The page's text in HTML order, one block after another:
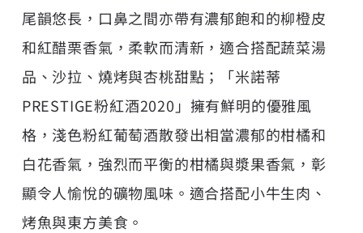
尾韻悠長，口鼻之間亦帶有濃郁飽和的柳橙皮
和紅醋栗香氣，柔軟而清新，適合搭配蔬菜湯
品、沙拉、燒烤與杏桃甜點；「米諾蒂
PRESTIGE粉紅酒2020」擁有鮮明的優雅風
格，淺色粉紅葡萄酒散發出相當濃郁的柑橘和
白花香氣，強烈而平衡的柑橘與漿果香氣，彰
顯令人愉悅的礦物風味。適合搭配小牛生肉、
烤魚與東方美食。